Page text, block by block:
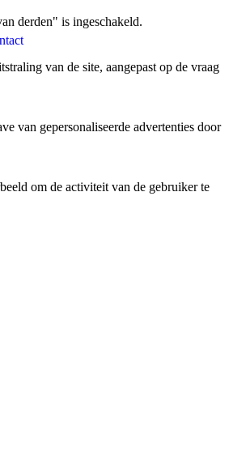
derden" is ingeschakeld.
van de site, aangepast op de vraag
van gepersonaliseerde advertenties door
om de activiteit van de gebruiker te